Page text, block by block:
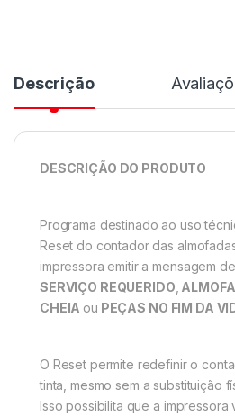
Descrição
DESCRIÇÃO DO PRODUTO
Programa destinado ao uso
Reset do contador das
impressora emitir a mensagem
SERVIÇO REQUERIDO
CHEIA ou PEÇAS NO FIM DA
O Reset permite redefinir o
tinta, mesmo sem a substituição
Isso possibilita que a impressora